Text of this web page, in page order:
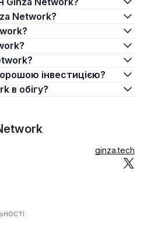
Network?
інвестицією?
в обігу?
ginza.tech